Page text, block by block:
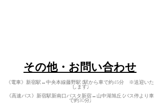
​その他・お問い合わせ
《電車》新宿駅↔中央本線藤野駅 (駅から車で約45分 ※送迎いた
します)
《高速バス》新宿駅新南口バスタ新宿↔山中湖旭丘 (バス停より車
で約30分)